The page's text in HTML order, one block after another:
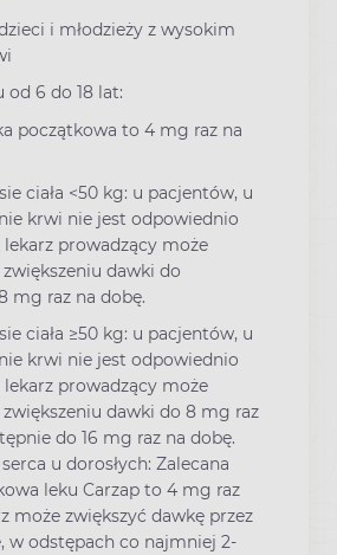
i młodzieży z wysokim
od 6 do 18 lat:
początkowa to 4 mg raz na
ciała <50 kg: u pacjentów, u
krwi nie jest odpowiednio
prowadzący może
dawki do
mg raz na dobę.
ciała ≥50 kg: u pacjentów, u
krwi nie jest odpowiednio
prowadzący może
dawki do 8 mg raz
do 16 mg raz na dobę.
u dorosłych: Zalecana
leku Carzap to 4 mg raz
może zwiększyć dawkę przez
w odstępach co najmniej 2-